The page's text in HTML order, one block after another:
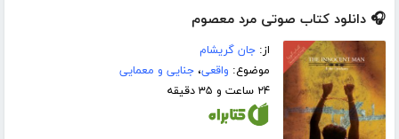
🎧 دانلود کتاب صوتی مرد معصوم
از:جان گریشام
موضوع: واقعی،جنایی و معمایی
۲۴ ساعت و ۳۵ دقیقه